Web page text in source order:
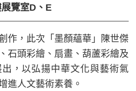
覽室D、E
作，此次「墨顏蘊華」陳世傑
石頭彩繪、扇畫、葫蘆彩繪及
，以弘揚中華文化與藝術氣
進人文藝術素養。